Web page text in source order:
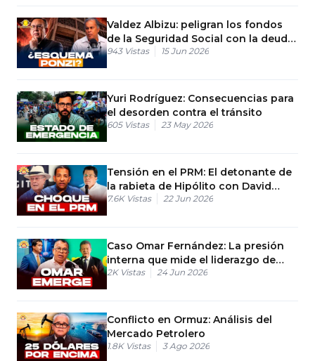
Valdez Albizu: peligran los fondos
de la Seguridad Social con la deuda
del Gobierno
943 Vistas 15 Jun 2026
Yuri Rodríguez: Consecuencias para
el desorden contra el tránsito
605 Vistas 23 May 2026
Tensión en el PRM: El detonante de
la rabieta de Hipólito con David
Collado
7.6K Vistas 22 Jun 2026
Caso Omar Fernández: La presión
interna que mide el liderazgo de
Leonel
2K Vistas 24 Jun 2026
Conflicto en Ormuz: Análisis del
Mercado Petrolero
1.8K Vistas 3 Ago 2026